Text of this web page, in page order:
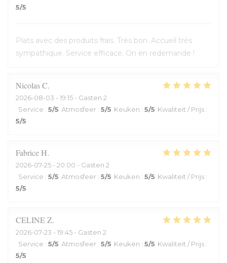
5/5
Plats avec des produits frais. Très bon. Accueil très
sympathique. Service efficace. On en redemande !
NicolasC
2026-08-03 - 19:15 - Gasten 2
Service : 5/5 Atmosfeer : 5/5 Keuken : 5/5 Kwaliteit / Prijs :
5/5
FabriceH
2026-07-25 - 20:00 - Gasten 2
Service : 5/5 Atmosfeer : 5/5 Keuken : 5/5 Kwaliteit / Prijs :
5/5
CELINEZ
2026-07-23 - 19:45 - Gasten 2
Service : 5/5 Atmosfeer : 5/5 Keuken : 5/5 Kwaliteit / Prijs :
5/5